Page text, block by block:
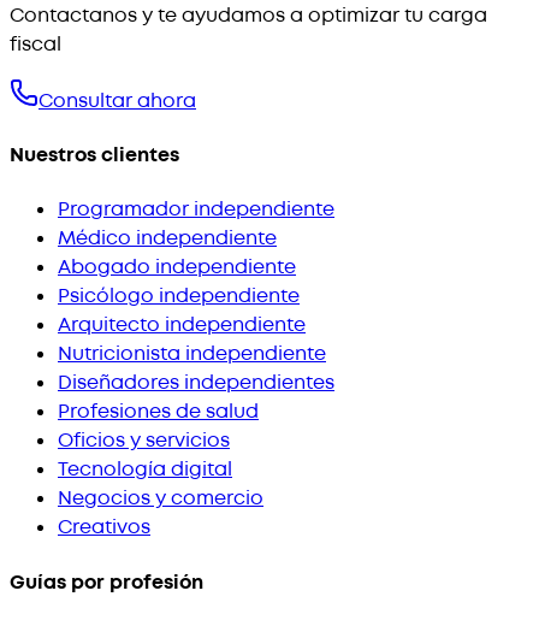
Contactanos y te ayudamos a optimizar tu carga
fiscal
Consultar ahora
Nuestros clientes
Programador independiente
Médico independiente
Abogado independiente
Psicólogo independiente
Arquitecto independiente
Nutricionista independiente
Diseñadores independientes
Profesiones de salud
Oficios y servicios
Tecnología digital
Negocios y comercio
Creativos
Guías por profesión